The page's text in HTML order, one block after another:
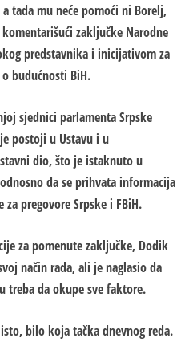
tada mu neće pomoći ni Borelj,
zaključke Narodne
predstavnika i inicijativom za
budućnosti BiH.
sjednici parlamenta Srpske
postoji u Ustavu i u
dio, što je istaknuto u
da se prihvata informacija
pregovore Srpske i FBiH.
za pomenute zaključke, Dodik
način rada, ali je naglasio da
treba da okupe sve faktore.
bilo koja tačka dnevnog reda.